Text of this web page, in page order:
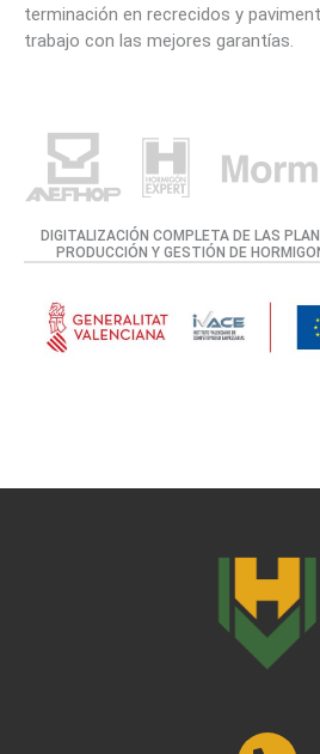
terminación en recrecidos y
trabajo con las mejores garantías.
DIGITALIZACIÓN COMPLETA DE LAS
PRODUCCIÓN Y GESTIÓN DE